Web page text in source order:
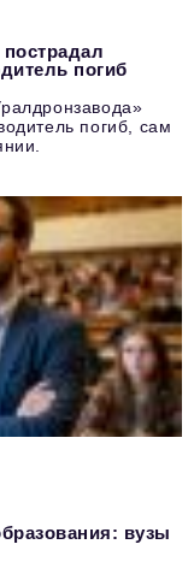
погиб
погиб, сам
вузы